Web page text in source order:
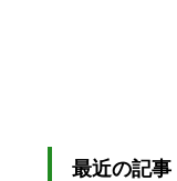
最近の記事